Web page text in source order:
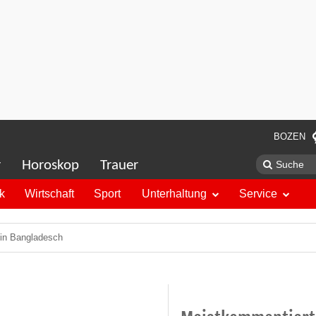
BOZEN
Horoskop Trauer
Wirtschaft Sport Unterhaltung Service
Bangladesch